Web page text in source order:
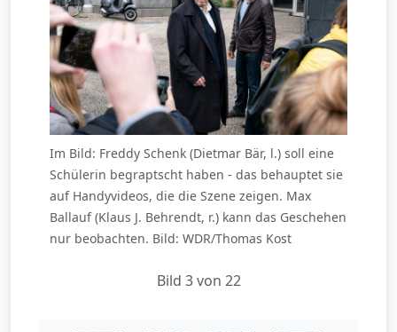
Im Bild: Freddy Schenk (Dietmar Bär, l.) soll eine
Schülerin begraptscht haben - das behauptet sie
auf Handyvideos, die die Szene zeigen. Max
Ballauf (Klaus J. Behrendt, r.) kann das Geschehen
nur beobachten. Bild: WDR/Thomas Kost
Bild 3 von 22